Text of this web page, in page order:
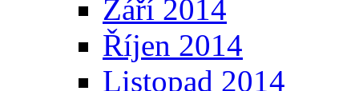
Září 2014
Říjen 2014
Listopad 2014